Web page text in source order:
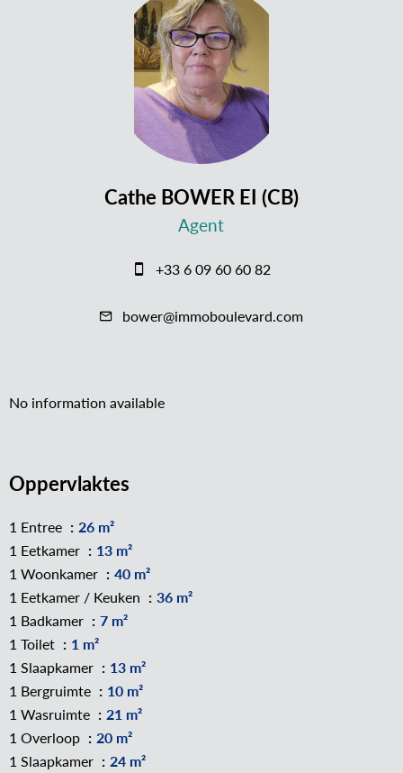
Cathe BOWER EI (CB)
Agent
+33 6 09 60 60 82
bower@immoboulevard.com
No information available
Oppervlaktes
1 Entree
26 m²
1 Eetkamer
13 m²
1 Woonkamer
40 m²
1 Eetkamer / Keuken
36 m²
1 Badkamer
7 m²
1 Toilet
1 m²
1 Slaapkamer
13 m²
1 Bergruimte
10 m²
1 Wasruimte
21 m²
1 Overloop
20 m²
1 Slaapkamer
24 m²